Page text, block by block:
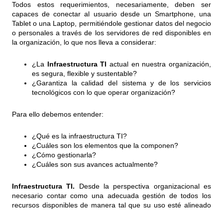
Todos estos requerimientos, necesariamente, deben ser
capaces de conectar al usuario desde un Smartphone, una
Tablet o una Laptop, permitiéndole gestionar datos del negocio
o personales a través de los servidores de red disponibles en
la organización, lo que nos lleva a considerar:
¿La Infraestructura TI actual en nuestra organización,
es segura, flexible y sustentable?
¿Garantiza la calidad del sistema y de los servicios
tecnológicos con lo que operar organización?
Para ello debemos entender:
¿Qué es la infraestructura TI?
¿Cuáles son los elementos que la componen?
¿Cómo gestionarla?
¿Cuáles son sus avances actualmente?
Infraestructura TI. Desde la perspectiva organizacional es
necesario contar como una adecuada gestión de todos los
recursos disponibles de manera tal que su uso esté alineado